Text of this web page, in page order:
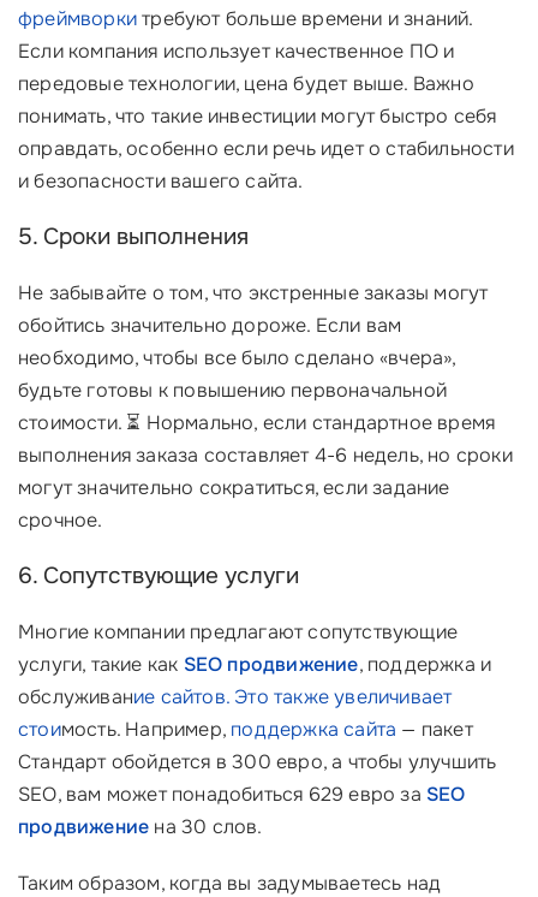
фреймворкитребуют больше времени и знаний.
Если компания использует качественное ПО и
передовые технологии, цена будет выше. Важно
понимать, что такие инвестиции могут быстро себя
оправдать, особенно если речь идет о стабильности
и безопасности вашего сайта.
5. Сроки выполнения
Не забывайте о том, что экстренные заказы могут
обойтись значительно дороже. Если вам
необходимо, чтобы все было сделано «вчера»,
будьте готовы к повышению первоначальной
стоимости. ⏳ Нормально, если стандартное время
выполнения заказа составляет 4-6 недель, но сроки
могут значительно сократиться, если задание
срочное.
6. Сопутствующие услуги
Многие компании предлагают сопутствующие
услуги, такие как SEO продвижение, поддержка и
обслуживание сайтов. Это также увеличивает
стоимость. Например, поддержка сайта — пакет
Стандарт обойдется в 300 евро, а чтобы улучшить
SEO, вам может понадобиться 629 евро за SEO
продвижение на 30 слов.
Таким образом, когда вы задумываетесь над